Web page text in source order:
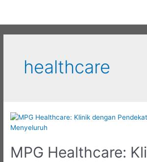
содержимому
healthcare
MPG Healthcare: